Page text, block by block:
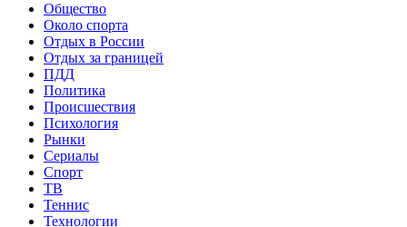
Общество
Около спорта
Отдых в России
Отдых за границей
ПДД
Политика
Происшествия
Психология
Рынки
Сериалы
Спорт
ТВ
Теннис
Технологии